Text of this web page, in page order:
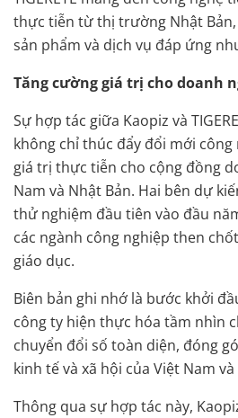
thực tiễn từ thị trường Nhật
sản phẩm và dịch vụ đáp ứng
Tăng cường giá trị cho doanh
Sự hợp tác giữa Kaopiz và
không chỉ thúc đẩy đổi mới
giá trị thực tiễn cho cộng đồng
Nam và Nhật Bản. Hai bên dự
thử nghiệm đầu tiên vào đầu
các ngành công nghiệp then
giáo dục.
Biên bản ghi nhớ là bước khởi
công ty hiện thực hóa tầm nhìn
chuyển đổi số toàn diện, đóng
kinh tế và xã hội của Việt Nam
Thông qua sự hợp tác này,